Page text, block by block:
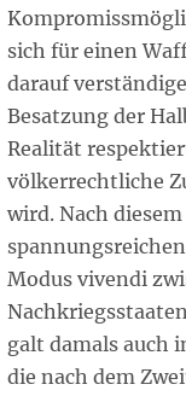
sich für einen
darauf
Besatzung der
Realität
völkerrechtliche
wird. Nach
Modus vivendi
galt damals auch
die nach dem